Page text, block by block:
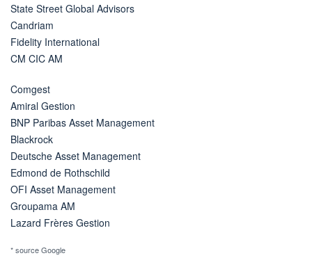
State Street Global Advisors
Candriam
Fidelity International
CM CIC AM
Comgest
Amiral Gestion
BNP Paribas Asset Management
Blackrock
Deutsche Asset Management
Edmond de Rothschild
OFI Asset Management
Groupama AM
Lazard Frères Gestion
* source Google